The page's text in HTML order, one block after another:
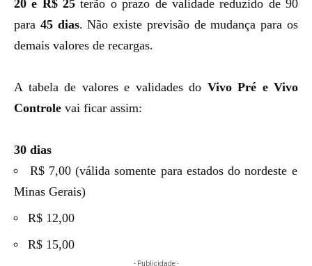
20 e R$ 25 terão o prazo de validade reduzido de 90
para 45 dias. Não existe previsão de mudança para os
demais valores de recargas.
A tabela de valores e validades do Vivo Pré e Vivo
Controle vai ficar assim:
30 dias
R$ 7,00 (válida somente para estados do nordeste e
Minas Gerais)
R$ 12,00
R$ 15,00
- Publicidade -